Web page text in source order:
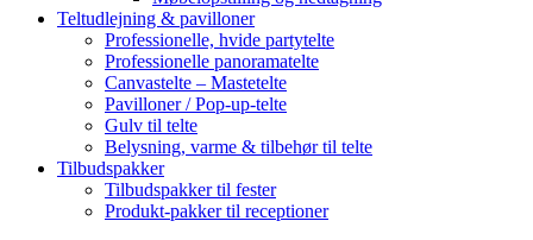
Teltudlejning & pavilloner
Professionelle, hvide partytelte
Professionelle panoramatelte
Canvastelte – Mastetelte
Pavilloner / Pop-up-telte
Gulv til telte
Belysning, varme & tilbehør til telte
Tilbudspakker
Tilbudspakker til fester
Produkt-pakker til receptioner